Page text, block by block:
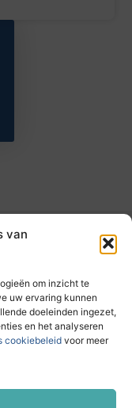
van
om inzicht te
uw ervaring kunnen
doeleinden ingezet,
en het analyseren
cookiebeleid voor meer
taec.nl
tips die